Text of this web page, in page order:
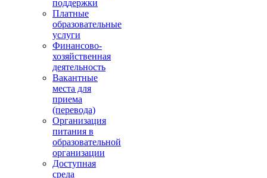
поддержки
Платные
образовательные
услуги
Финансово-
хозяйственная
деятельность
Вакантные
места для
приема
(перевода)
Организация
питания в
образовательной
организации
Доступная
среда